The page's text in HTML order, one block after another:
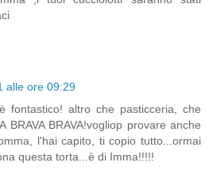
alle ore 09:29
fontastico! altro che pasticceria, che
BRAVA BRAVA!vogliop provare anche
l'hai capito, ti copio tutto...ormai
questa torta...è di Imma!!!!!